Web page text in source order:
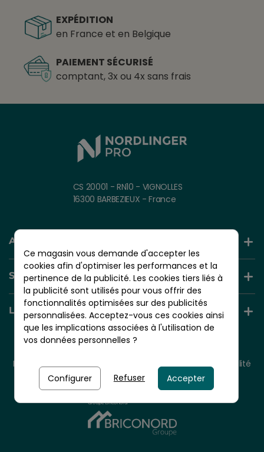
EXPÉDITION
en France et en Belgique
PAIEMENT SÉCURISÉ
comptant, 3x ou 4x sans frais
CS 20001 - RN10 - VIGNOLLES
16300 BARBEZIEUX - France
AIDE ET INFORMATION
SERVICES +
LIENS UTILES
Mentions légales
Politique de confidentialité
Politique de cookies
Groupe Briconord
Ce magasin vous demande d'accepter les
cookies afin d'optimiser les performances et la
pertinence de la publicité. Les cookies tiers liés à
la publicité sont utilisés pour vous offrir des
fonctionnalités optimisées sur des publicités
personnalisées. Acceptez-vous ces cookies ainsi
que les implications associées à l'utilisation de
vos données personnelles ?
Configurer Refuser Accepter